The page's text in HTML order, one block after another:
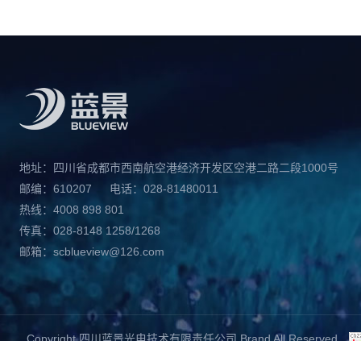
地址：四川省成都市西南航空港经济开发区空港二路二段1000号
邮编：610207
电话：028-81480011
热线：4008 898 801
传真：028-8148 1258/1268
邮箱：scblueview@126.com